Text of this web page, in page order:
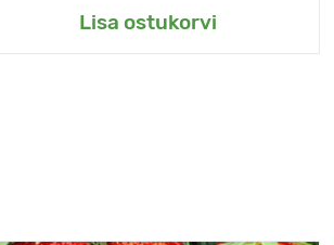
Lisa ostukorvi